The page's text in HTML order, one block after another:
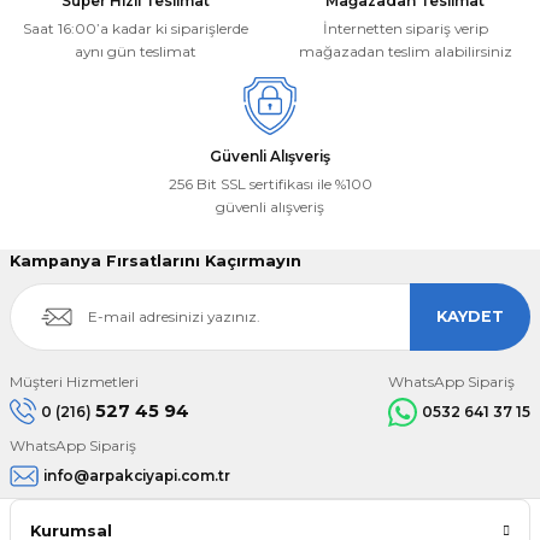
Saat 16:00’a kadar ki siparişlerde
aynı gün teslimat
İnternetten sipariş verip
mağazadan teslim alabilirsiniz
Güvenli Alışveriş
256 Bit SSL sertifikası ile %100
güvenli alışveriş
Kampanya Fırsatlarını Kaçırmayın
KAYDET
Müşteri Hizmetleri
0 (216) 527 45 94
WhatsApp Sipariş
0532 641 37 15
WhatsApp Sipariş
info@arpakciyapi.com.tr
Kurumsal